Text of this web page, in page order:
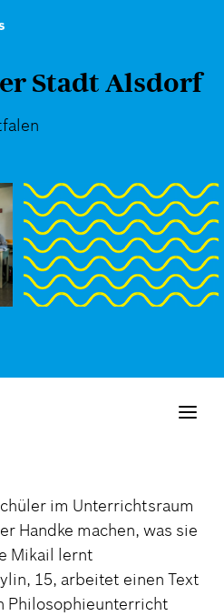
Stadt Alsdorf
im Unterrichtsraum
Handke machen, was sie
Mikail lernt
15, arbeitet einen Text
Philosophieunterricht